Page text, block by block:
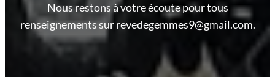
Nous restons à votre écoute pour tous
renseignements sur revedegemmes9@gmail.com.